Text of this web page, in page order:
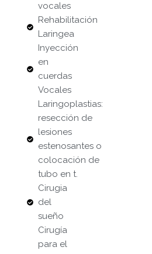
vocales
Rehabilitación
Laringea
Inyección
en
cuerdas
Vocales
Laringoplastias:
resección de
lesiones
estenosantes o
colocación de
tubo en t.
Cirugia
del
sueño
Cirugía
para el